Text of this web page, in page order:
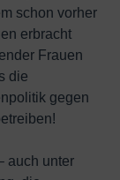
schon vorher
erbracht
Frauen
die
gegen
auch unter